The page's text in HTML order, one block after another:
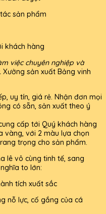
sản phẩm
khách hàng
việc chuyên nghiệp và
Xưởng sản xuất Bảng vinh
uy tín, giá rẻ. Nhận đơn mọi
có sẵn, sản xuất theo ý
cấp tới Quý khách hàng
vàng, với 2 màu lựa chọn
trọng cho sản phẩm.
lê vô cùng tinh tế, sang
to lớn:
tích xuất sắc
nỗ lực, cố gắng của cá